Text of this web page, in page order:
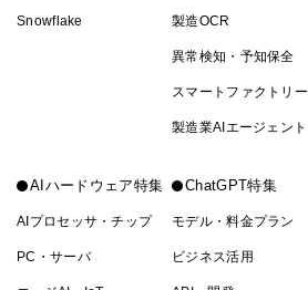
Snowflake 製造OCR
異常検知・予知保全
スマートファクトリー
製造業AIエージェント
AIハードウェア特集
AIプロセッサ・チップ
PC・サーバ
ChatGPT特集
モデル・料金プラン
ビジネス活用